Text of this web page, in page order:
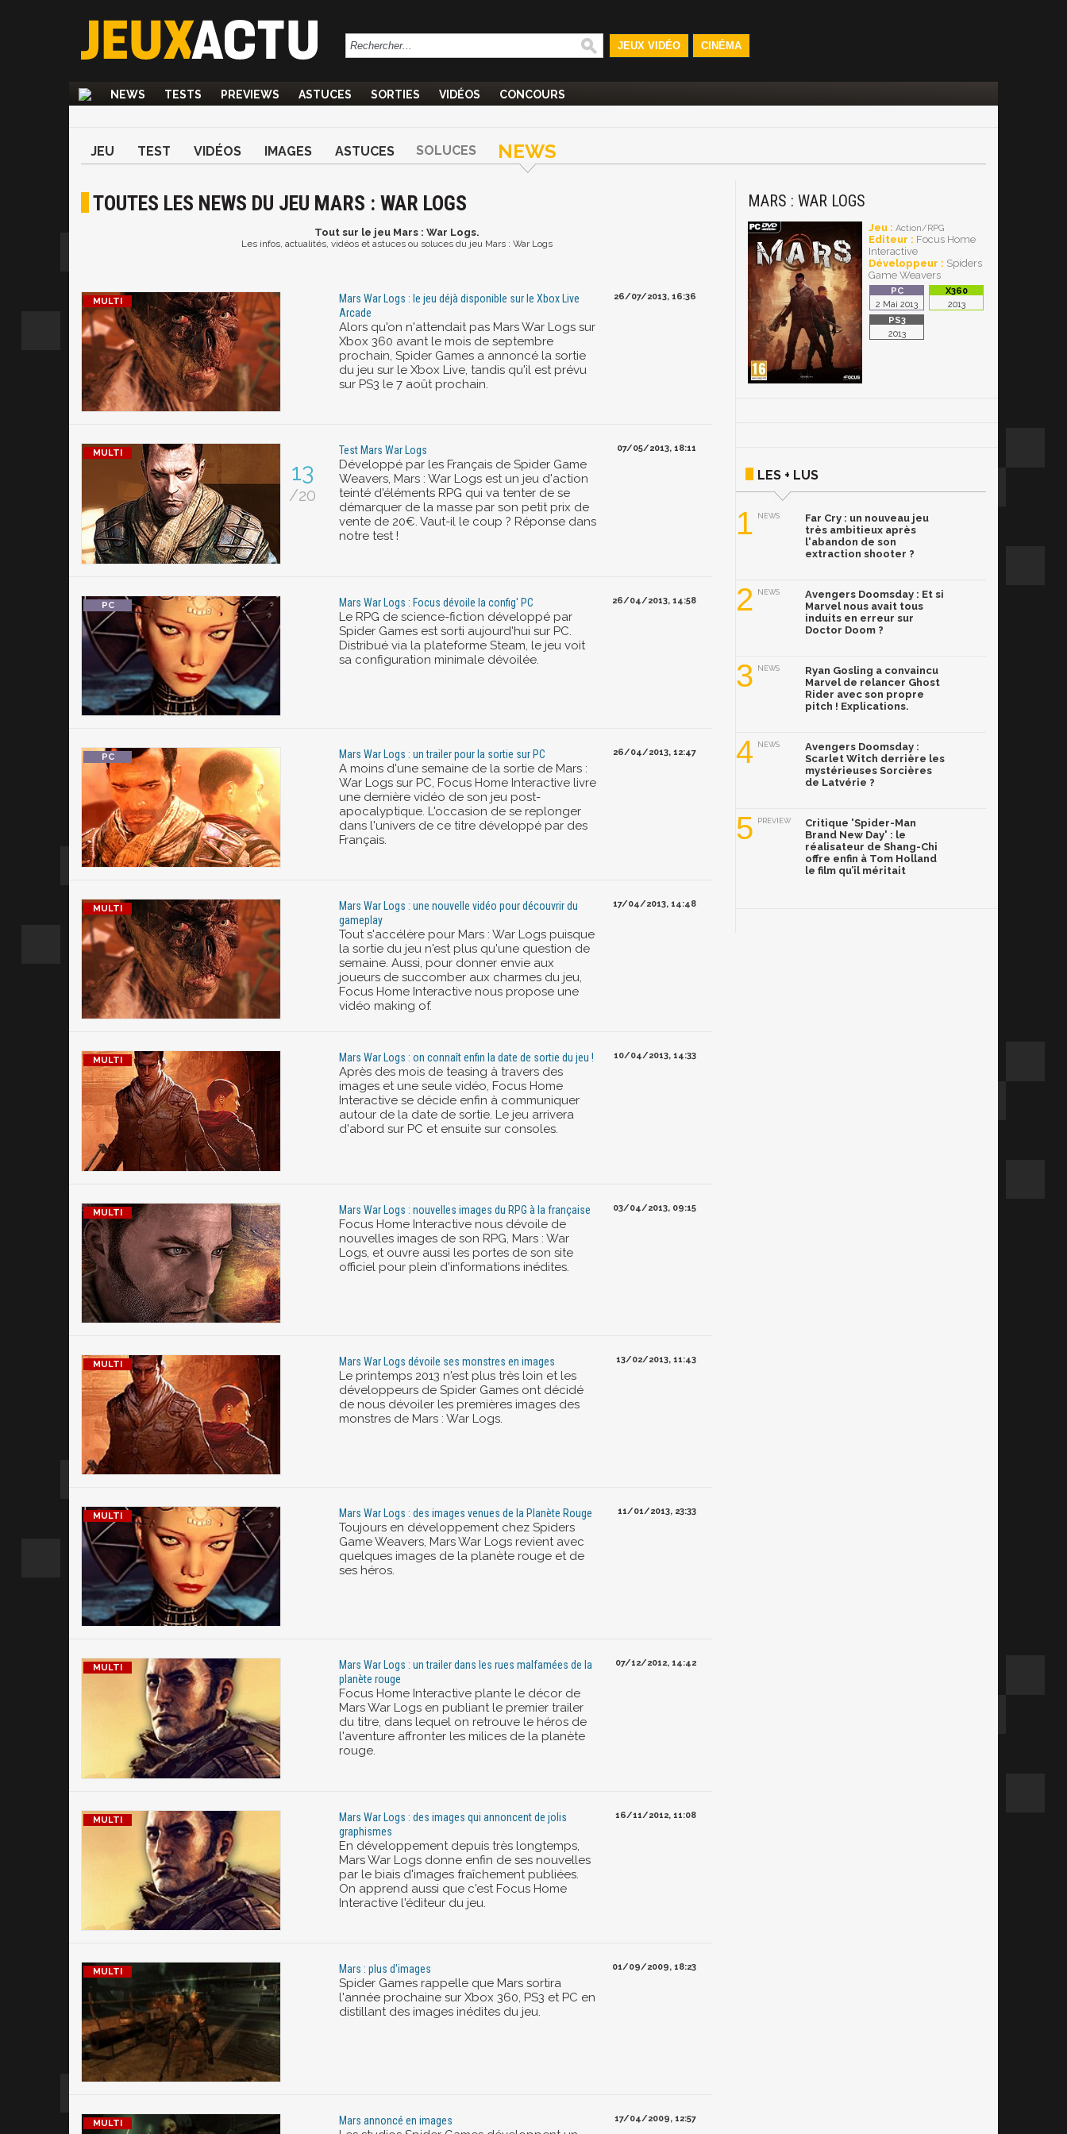
JEUX VIDÉO CINÉMA
NEWS TESTS PREVIEWS ASTUCES SORTIES VIDÉOS CONCOURS
JEU TEST VIDÉOS IMAGES ASTUCES SOLUCES NEWS
TOUTES LES NEWS DU JEU MARS : WAR LOGS
Toutsur le jeu Mars : War Logs.
Les infos, actualités, vidéos et astuces ou soluces du jeu Mars : War Logs
Mars War Logs : le jeu déjà disponible sur le Xbox Live
Arcade
Alors qu'on n'attendait pas Mars War Logs sur
Xbox 360 avant le mois de septembre
prochain, Spider Games a annoncé la sortie
du jeu sur le Xbox Live, tandis qu'il est prévu
sur PS3 le 7 août prochain.
26/07/2013, 16:36
13
/20
Test Mars War Logs
Développé par les Français de Spider Game
Weavers, Mars : War Logs est un jeu d'action
teinté d'éléments RPG qui va tenter de se
démarquer de la masse par son petit prix de
vente de 20€. Vaut-il le coup ? Réponse dans
notre test !
07/05/2013, 18:11
Mars War Logs : Focus dévoile la config' PC
Le RPG de science-fiction développé par
Spider Games est sorti aujourd'hui sur PC.
Distribué via la plateforme Steam, le jeu voit
sa configuration minimale dévoilée.
26/04/2013, 14:58
Mars War Logs : un trailer pour la sortie sur PC
A moins d'une semaine de la sortie de Mars :
War Logs sur PC, Focus Home Interactive livre
une dernière vidéo de son jeu post-
apocalyptique. L'occasion de se replonger
dans l'univers de ce titre développé par des
Français.
26/04/2013, 12:47
Mars War Logs : une nouvelle vidéo pour découvrir du
gameplay
Tout s'accélère pour Mars : War Logs puisque
la sortie du jeu n'est plus qu'une question de
semaine. Aussi, pour donner envie aux
joueurs de succomber aux charmes du jeu,
Focus Home Interactive nous propose une
vidéo making of.
17/04/2013, 14:48
Mars War Logs : on connaît enfin la date de sortie du jeu !
Après des mois de teasing à travers des
images et une seule vidéo, Focus Home
Interactive se décide enfin à communiquer
autour de la date de sortie. Le jeu arrivera
d'abord sur PC et ensuite sur consoles.
10/04/2013, 14:33
Mars War Logs : nouvelles images du RPG à la française
Focus Home Interactive nous dévoile de
nouvelles images de son RPG, Mars : War
Logs, et ouvre aussi les portes de son site
officiel pour plein d'informations inédites.
03/04/2013, 09:15
Mars War Logs dévoile ses monstres en images
Le printemps 2013 n'est plus très loin et les
développeurs de Spider Games ont décidé
de nous dévoiler les premières images des
monstres de Mars : War Logs.
13/02/2013, 11:43
Mars War Logs : des images venues de la Planète Rouge
Toujours en développement chez Spiders
Game Weavers, Mars War Logs revient avec
quelques images de la planète rouge et de
ses héros.
11/01/2013, 23:33
Mars War Logs : un trailer dans les rues malfamées de la
planète rouge
Focus Home Interactive plante le décor de
Mars War Logs en publiant le premier trailer
du titre, dans lequel on retrouve le héros de
l'aventure affronter les milices de la planète
rouge.
07/12/2012, 14:42
Mars War Logs : des images qui annoncent de jolis
graphismes
En développement depuis très longtemps,
Mars War Logs donne enfin de ses nouvelles
par le biais d'images fraîchement publiées.
On apprend aussi que c'est Focus Home
Interactive l'éditeur du jeu.
16/11/2012, 11:08
Mars : plus d'images
Spider Games rappelle que Mars sortira
l'année prochaine sur Xbox 360, PS3 et PC en
distillant des images inédites du jeu.
01/09/2009, 18:23
Mars annoncé en images 17/04/2009, 12:57
MARS : WAR LOGS
Jeu : Action/RPG
Editeur : Focus Home
Interactive
Développeur : Spiders
Game Weavers
2 Mai 2013 2013
2013
LES + LUS
1 NEWS
Far Cry : un nouveau jeu
très ambitieux après
l'abandon de son
extraction shooter ?
2 NEWS
Avengers Doomsday : Et si
Marvel nous avait tous
induits en erreur sur
Doctor Doom ?
3 NEWS
Ryan Gosling a convaincu
Marvel de relancer Ghost
Rider avec son propre
pitch ! Explications.
4 NEWS
Avengers Doomsday :
Scarlet Witch derrière les
mystérieuses Sorcières
de Latvérie ?
5 PREVIEW
Critique 'Spider-Man
Brand New Day' : le
réalisateur de Shang-Chi
offre enfin à Tom Holland
le film qu’il méritait